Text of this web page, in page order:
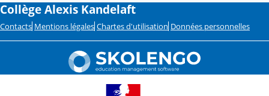
Collège Alexis Kandelaft
Contacts Mentions légales Chartes d'utilisation Données personnelles